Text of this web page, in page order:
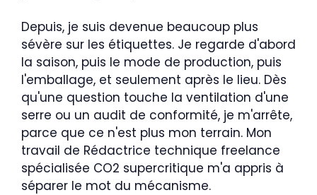
Depuis, je suis devenue beaucoup plus
sévère sur les étiquettes. Je regarde d'abord
la saison, puis le mode de production, puis
l'emballage, et seulement après le lieu. Dès
qu'une question touche la ventilation d'une
serre ou un audit de conformité, je m'arrête,
parce que ce n'est plus mon terrain. Mon
travail de Rédactrice technique freelance
spécialisée CO2 supercritique m'a appris à
séparer le mot du mécanisme.